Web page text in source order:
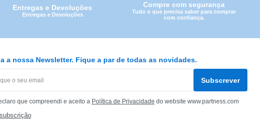
Entregas e Devoluções
Entregas e Devoluções
Compre com segurança
Tudo o que precisa saber para comprar
com confiança.
a nossa Newsletter. Fique a par de todas as novidades.
Subscrever
que compreendi e aceito a Política de Privacidade do website www.partness.com